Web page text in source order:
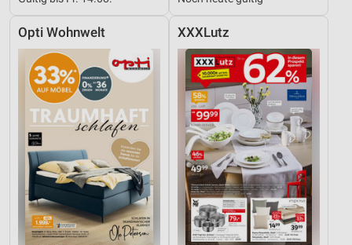
Opti Wohnwelt XXXLutz